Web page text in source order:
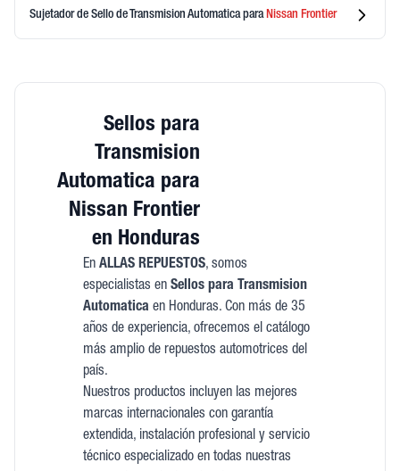
Sujetador de Sello de Transmision Automaticapara Nissan Frontier
Sellos para
Transmision
Automatica para
Nissan Frontier
en Honduras
En ALLAS REPUESTOS, somos
especialistas en Sellos para Transmision
Automatica en Honduras. Con más de 35
años de experiencia, ofrecemos el catálogo
más amplio de repuestos automotrices del
país.
Nuestros productos incluyen las mejores
marcas internacionales con garantía
extendida, instalación profesional y servicio
técnico especializado en todas nuestras